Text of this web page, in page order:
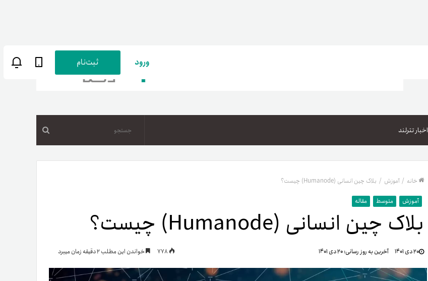
پاداش کیف‌پول تومانی
مهر تترلند
زبان پارسی
حساب‌های بانکی
ورود ثبت‌نام
اخبار تترلند
خانه / آموزش / بلاک چین انسانی (Humanode) چیست؟
آموزش متوسط مقاله
بلاک چین انسانی (Humanode) چیست؟
۲۰ دی ۱۴۰۱ آخرین به روز رسانی:۲۰ دی ۱۴۰۱ خواندن این مطلب 2 دقیقه زمان میبرد